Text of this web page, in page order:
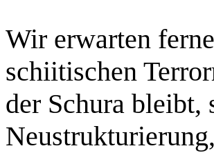
Wir erwarten
schiitischen
der Schura bleibt,